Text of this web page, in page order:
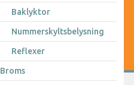
Baklyktor
Nummerskyltsbelysning
Reflexer
Broms